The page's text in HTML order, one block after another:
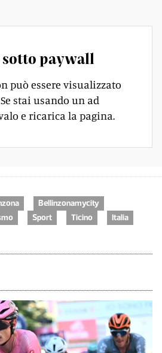
paywall
può essere visualizzato
stai usando un ad
e ricarica la pagina.
Bellinzonamycity
Sport Ticino Italia